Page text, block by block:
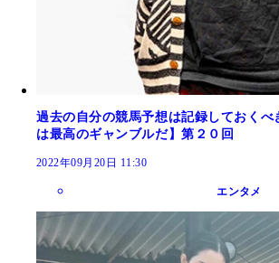
過去の自分の競馬予想は記録しておくべ
は最高のギャンブルだ】第２０回
2022年09月20日 11:30
エンタメ